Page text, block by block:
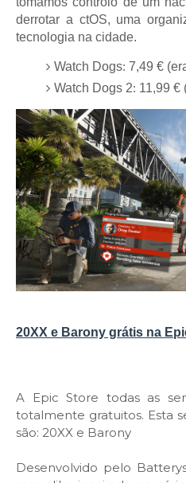
derrotar a ctOS, uma
tecnologia na cidade.
Watch Dogs: 7,49 €
Watch Dogs 2: 11,99 €
20XX e Barony grátis na
A Epic Store todas as
totalmente gratuitos. Esta
são: 20XX e Barony
Desenvolvido pelo